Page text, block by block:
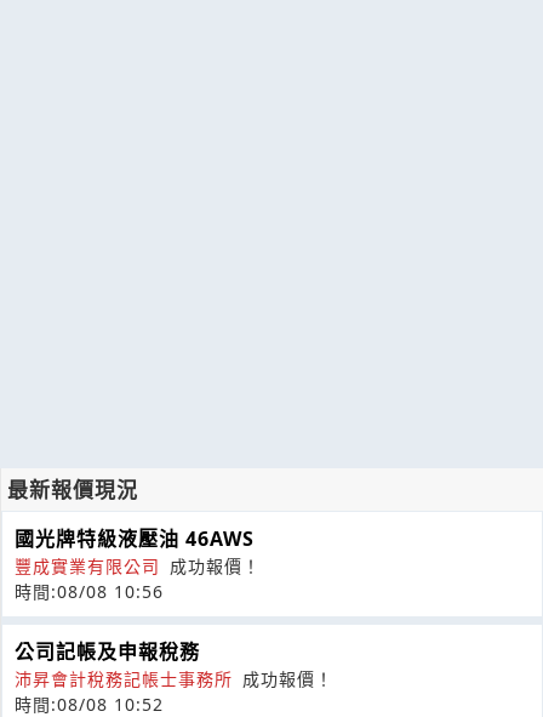
最新報價現況
國光牌特級液壓油 46AWS
豐成實業有限公司 成功報價！
時間:08/08 10:56
公司記帳及申報稅務
沛昇會計稅務記帳士事務所 成功報價！
時間:08/08 10:52